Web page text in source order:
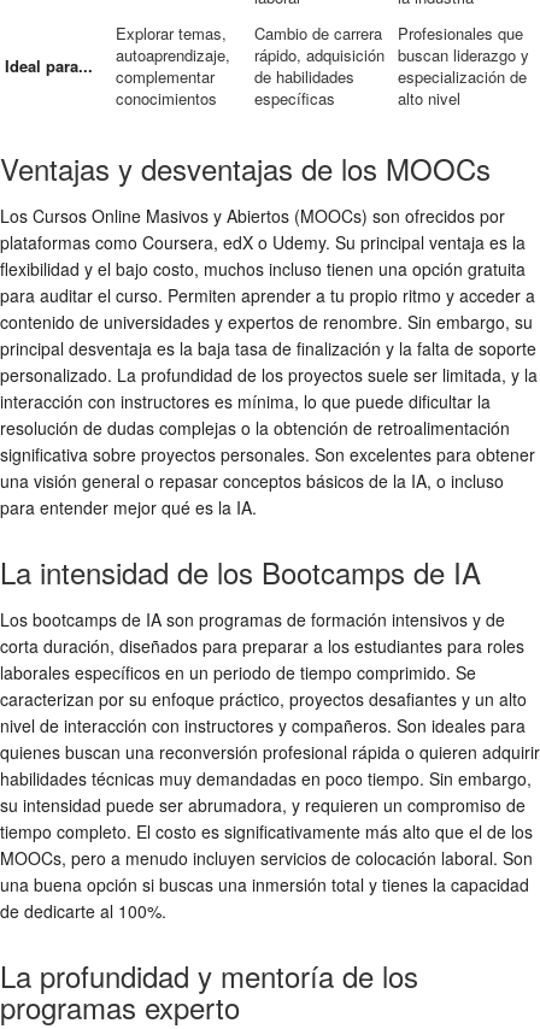
Ideal para...
Explorar temas,
autoaprendizaje,
complementar
conocimientos
Cambio de carrera
rápido, adquisición
de habilidades
específicas
Profesionales que
buscan liderazgo y
especialización de
alto nivel
Ventajas y desventajas de los MOOCs
Los Cursos Online Masivos y Abiertos (MOOCs) son ofrecidos por
plataformas como Coursera, edX o Udemy. Su principal ventaja es la
flexibilidad y el bajo costo, muchos incluso tienen una opción gratuita
para auditar el curso. Permiten aprender a tu propio ritmo y acceder a
contenido de universidades y expertos de renombre. Sin embargo, su
principal desventaja es la baja tasa de finalización y la falta de soporte
personalizado. La profundidad de los proyectos suele ser limitada, y la
interacción con instructores es mínima, lo que puede dificultar la
resolución de dudas complejas o la obtención de retroalimentación
significativa sobre proyectos personales. Son excelentes para obtener
una visión general o repasar conceptos básicos de la IA, o incluso
para entender mejor qué es la IA.
La intensidad de los Bootcamps de IA
Los bootcamps de IA son programas de formación intensivos y de
corta duración, diseñados para preparar a los estudiantes para roles
laborales específicos en un periodo de tiempo comprimido. Se
caracterizan por su enfoque práctico, proyectos desafiantes y un alto
nivel de interacción con instructores y compañeros. Son ideales para
quienes buscan una reconversión profesional rápida o quieren adquirir
habilidades técnicas muy demandadas en poco tiempo. Sin embargo,
su intensidad puede ser abrumadora, y requieren un compromiso de
tiempo completo. El costo es significativamente más alto que el de los
MOOCs, pero a menudo incluyen servicios de colocación laboral. Son
una buena opción si buscas una inmersión total y tienes la capacidad
de dedicarte al 100%.
La profundidad y mentoría de los
programas experto